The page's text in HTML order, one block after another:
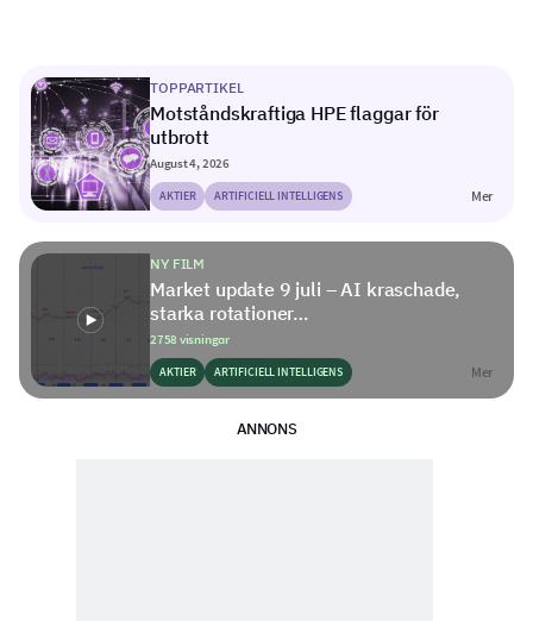
TOPPARTIKEL
Motståndskraftiga HPE flaggar för
utbrott
August 4, 2026
AKTIER ARTIFICIELL INTELLIGENS Mer
NY FILM
Market update 9 juli – AI kraschade,
starka rotationer…
2758 visningar
AKTIER ARTIFICIELL INTELLIGENS Mer
ANNONS